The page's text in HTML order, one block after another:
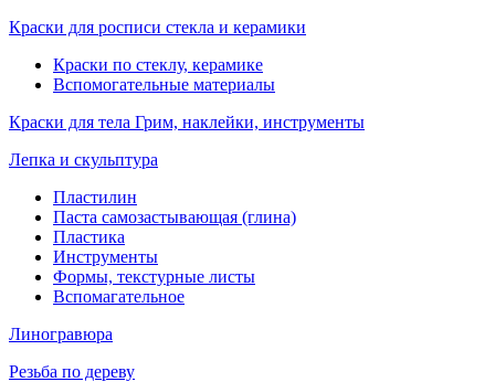
Краски для росписи стекла и керамики
Краски по стеклу, керамике
Вспомогательные материалы
Краски для тела Грим, наклейки, инструменты
Лепка и скульптура
Пластилин
Паста самозастывающая (глина)
Пластика
Инструменты
Формы, текстурные листы
Вспомагательное
Линогравюра
Резьба по дереву